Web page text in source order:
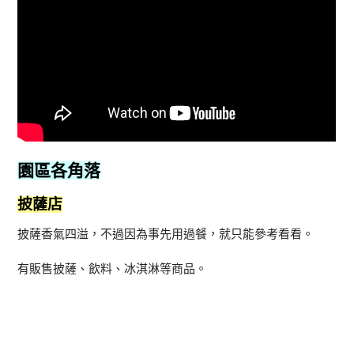
園區各角落
披薩店
披薩香氣四溢，不過因為事先用過餐，就只能參考看看。
有販售披薩、飲料、冰淇淋等商品。